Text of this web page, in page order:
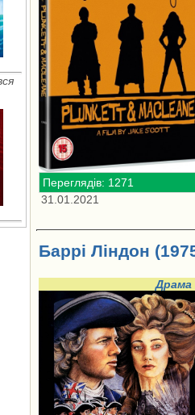
Переглядів: 1271
31.01.2021
Баррі Ліндон
Драма